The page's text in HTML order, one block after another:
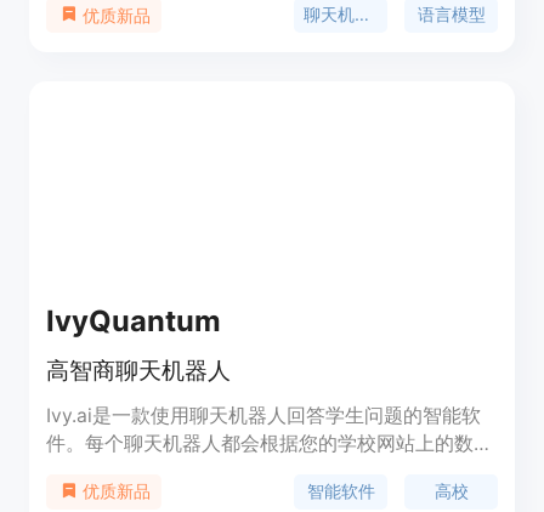
平台收集了超过70万次人类投票，计算出LLM的Elo
优质新品 聊天机器人 语言模型
IvyQuantum
高智商聊天机器人
Ivy.ai是一款使用聊天机器人回答学生问题的智能软
件。每个聊天机器人都会根据您的学校网站上的数百
果。Ivy.ai帮助高校在学生接触人工客服之前解答他
优质新品 智能软件 高校